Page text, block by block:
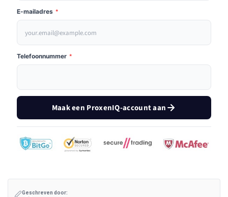
E-mailadres *
Telefoonnummer *
Maak een ProxenIQ-account aan
Geschreven door: